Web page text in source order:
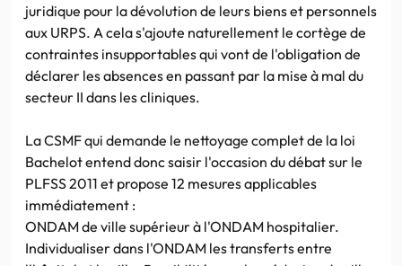
juridique pour la dévolution de leurs biens et personnels
aux URPS. A cela s'ajoute naturellement le cortège de
contraintes insupportables qui vont de l'obligation de
déclarer les absences en passant par la mise à mal du
secteur II dans les cliniques.
La CSMF qui demande le nettoyage complet de la loi
Bachelot entend donc saisir l'occasion du débat sur le
PLFSS 2011 et propose 12 mesures applicables
immédiatement :
ONDAM de ville supérieur à l'ONDAM hospitalier.
Individualiser dans l'ONDAM les transferts entre